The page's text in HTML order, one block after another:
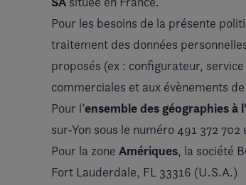
Pour les besoins de la présente
traitement des données
proposés (ex : configurateur,
commerciales et aux évènements
Pour l’ensemble des géographies à
sur-Yon sous le numéro 491 372
Pour la zone Amériques, la société
Fort Lauderdale, FL 33316 (U.S.A.)